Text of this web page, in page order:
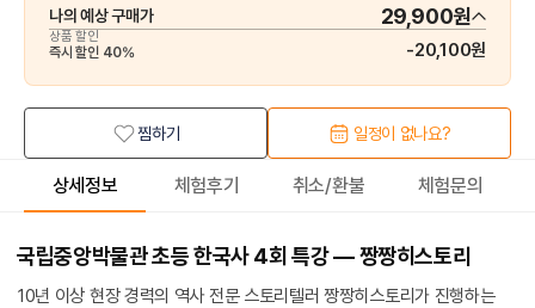
나의 예상 구매가 29,900원
상품 할인
즉시 할인 40% -20,100원
찜하기 일정이 없나요?
상세정보 체험후기 취소/환불 체험문의
국립중앙박물관 초등 한국사 4회 특강 — 짱짱히스토리
10년 이상 현장 경력의 역사 전문 스토리텔러 짱짱히스토리가 진행하는